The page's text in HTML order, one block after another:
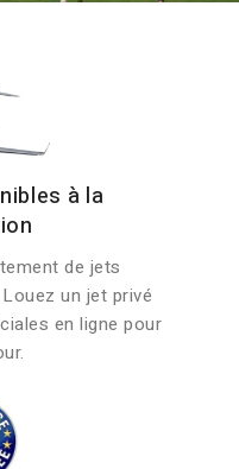
à la
de jets
un jet privé
en ligne pour